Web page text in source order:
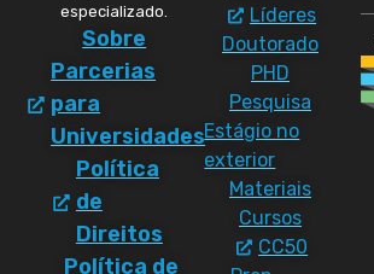
especializado.
Sobre
Parcerias
para
Universidades
Política
de
Direitos
Política de
Líderes
Doutorado
PHD
Pesquisa
Estágio no
exterior
Materiais
Cursos
CC50